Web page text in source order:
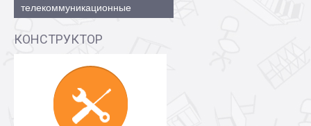
телекоммуникационные
КОНСТРУКТОР